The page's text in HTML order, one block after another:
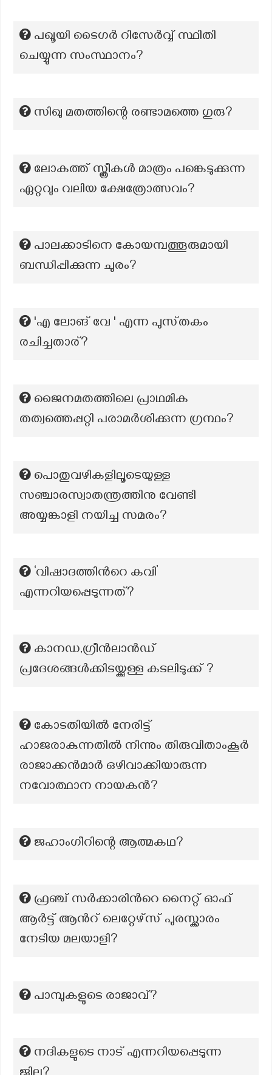
പഖൂയി ടൈഗർ റിസേർവ്വ് സ്ഥിതി
ചെയ്യുന്ന സംസ്ഥാനം?
സിഖു മതത്തിന്റെ രണ്ടാമത്തെ ഗുരു?
ലോകത്ത് സ്ത്രീകൾ മാത്രം പങ്കെടുക്കുന്ന
ഏറ്റവും വലിയ ക്ഷേത്രോത്സവം?
പാലക്കാടിനെ കോയമ്പത്തൂരുമായി
ബന്ധിപ്പിക്കുന്ന ചുരം?
'എ ലോങ് വേ ' എന്ന പുസ്‌തകം
രചിച്ചതാര്?
ജൈനമതത്തിലെ പ്രാഥമിക
തത്വത്തെപ്പറ്റി പരാമർശിക്കുന്ന ഗ്രന്ഥം?
പൊതുവഴികളിലൂടെയുള്ള
സഞ്ചാരസ്വാതന്ത്രത്തിനു വേണ്ടി
അയ്യങ്കാളി നയിച്ച സമരം?
‘വിഷാദത്തിന്‍റെ കവി’
എന്നറിയപ്പെടുന്നത്?
കാനഡ,ഗ്രീൻലാൻഡ്
പ്രദേശങ്ങൾക്കിടയ്ക്കുള്ള കടലിടുക്ക് ?
കോടതിയിൽ നേരിട്ട്
ഹാജരാകുന്നതിൽ നിന്നും തിരുവിതാംകൂർ
രാജാക്കൻമാർ ഒഴിവാക്കിയാരുന്ന
നവോത്ഥാന നായകൻ?
ജഹാംഗീറിന്റെ ആത്മകഥ?
ഫ്രഞ്ച് സർക്കാരിന്‍റെ നൈറ്റ് ഓഫ്
ആർട്ട് ആന്‍റ് ലെറ്റേഴ്സ് പുരസ്ക്കാരം
നേടിയ മലയാളി?
പാമ്പുകളുടെ രാജാവ്?
നദികളുടെ നാട് എന്നറിയപ്പെടുന്ന